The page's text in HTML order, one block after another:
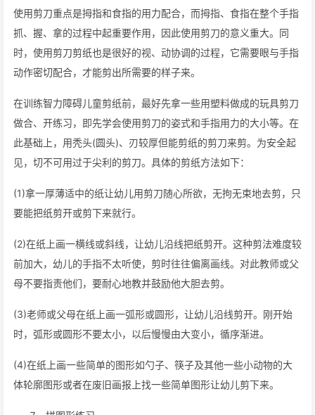
使用剪刀重点是拇指和食指的用力配合，而拇指、食指在整个手指
抓、握、拿的过程中起重要作用，因此使用剪刀的意义重大。同
时，使用剪刀剪纸也是很好的视、动协调的过程，它需要眼与手指
动作密切配合，才能剪出所需要的样子来。
在训练智力障碍儿童剪纸前，最好先拿一些用塑料做成的玩具剪刀
做合、开练习，即先学会使用剪刀的姿式和手指用力的大小等。在
此基础上，用秃头(圆头)、刃较厚但能剪纸的剪刀来剪。为安全起
见，切不可用过于尖利的剪刀。具体的剪纸方法如下：
(1)拿一厚薄适中的纸让幼儿用剪刀随心所欲，无拘无束地去剪，只
要能把纸剪开或剪下来就行。
(2)在纸上画一横线或斜线，让幼儿沿线把纸剪开。这种剪法难度较
前加大，幼儿的手指不太听使，剪时往往偏离画线。对此教师或父
母不要指责他们，要耐心地教并鼓励他大胆去剪。
(3)老师或父母在纸上画一弧形或圆形，让幼儿沿线剪开。刚开始
时，弧形或圆形不要太小，以后慢慢由大变小，循序渐进。
(4)在纸上画一些简单的图形如勺子、筷子及其他一些小动物的大
体轮廓图形或者在废旧画报上找一些简单图形让幼儿剪下来。